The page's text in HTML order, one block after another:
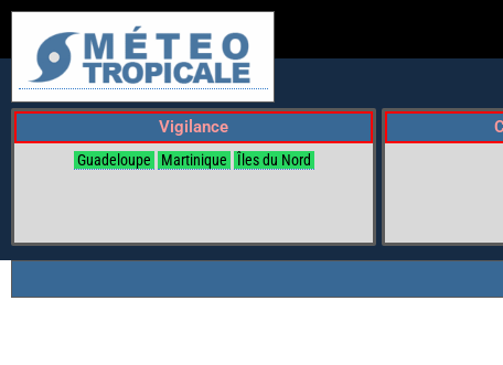
Vigilance
Guadeloupe Martinique Îles du Nord